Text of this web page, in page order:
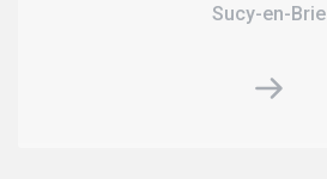
Sucy-en-Brie